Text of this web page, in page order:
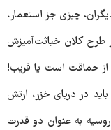
چیزی جز استعمار،
طرح کلان خباثت‌آمیزش
از حماقت است یا فریب!
در دریای خزر، ارتش
روسیه به عنوان دو قدرت